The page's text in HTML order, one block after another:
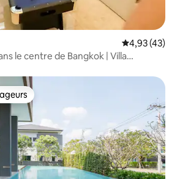
Évaluation
4,93 (43)
le centre de Bangkok | Villa
| EmQuartier